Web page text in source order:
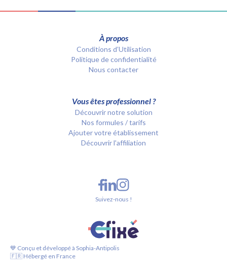
À propos
Conditions d’Utilisation
Politique de confidentialité
Nous contacter
Vous êtes professionnel ?
Découvrir notre solution
Nos formules / tarifs
Ajouter votre établissement
Découvrir l'affiliation
💙 Conçu et développé à Sophia-Antipolis
🇫🇷 Hébergé en France
Suivez-nous !